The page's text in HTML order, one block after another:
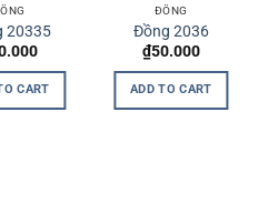
20335
CART
ĐỒNG
Đồng 2036
₫50.000
ADD TO CART